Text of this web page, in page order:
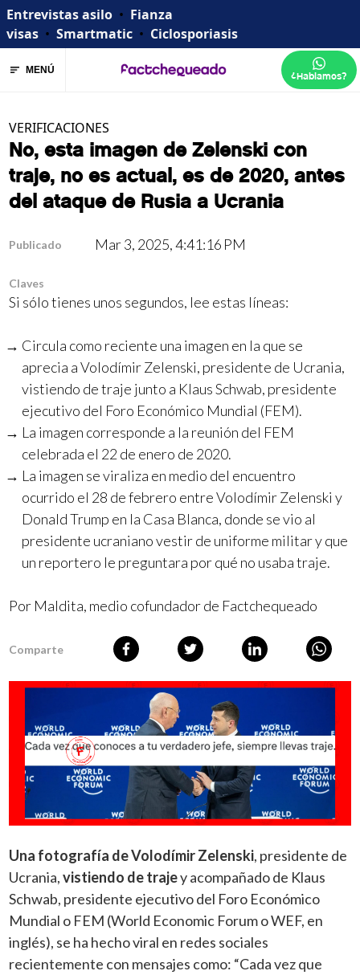
Entrevistas asilo • Fianza
visas • Smartmatic • Ciclosporiasis
MENÚ ¿Hablamos?
VERIFICACIONES
No, esta imagen de Zelenski con
traje, no es actual, es de 2020, antes
del ataque de Rusia a Ucrania
Publicado Mar 3, 2025, 4:41:16 PM
Claves
Si sólo tienes unos segundos, lee estas líneas:
Circula como reciente una imagen en la que se
aprecia a Volodímir Zelenski, presidente de Ucrania,
vistiendo de traje junto a Klaus Schwab, presidente
ejecutivo del Foro Económico Mundial (FEM).
La imagen corresponde a la reunión del FEM
celebrada el 22 de enero de 2020.
La imagen se viraliza en medio del encuentro
ocurrido el 28 de febrero entre Volodímir Zelenski y
Donald Trump en la Casa Blanca, donde se vio al
presidente ucraniano vestir de uniforme militar y que
un reportero le preguntara por qué no usaba traje.
Por Maldita, medio cofundador de Factchequeado
Comparte
Una fotografía de Volodímir Zelenski, presidente de
Ucrania,vistiendo de trajey acompañado de Klaus
Schwab, presidente ejecutivo del Foro Económico
Mundial o FEM (World Economic Forum o WEF, en
inglés), se ha hecho viral en redes sociales
recientemente con mensajes como: “Cada vez que